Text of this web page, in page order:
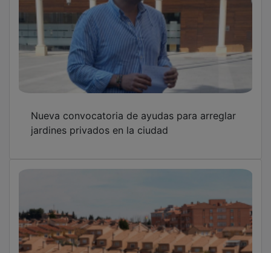
El Ayuntamiento de Guadalajara contesta al
consejero de Fomento por su crítica de falta
de colaboración en vivienda